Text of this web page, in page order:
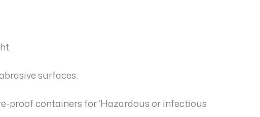
surfaces.
proof containers for ‘Hazardous or infectious